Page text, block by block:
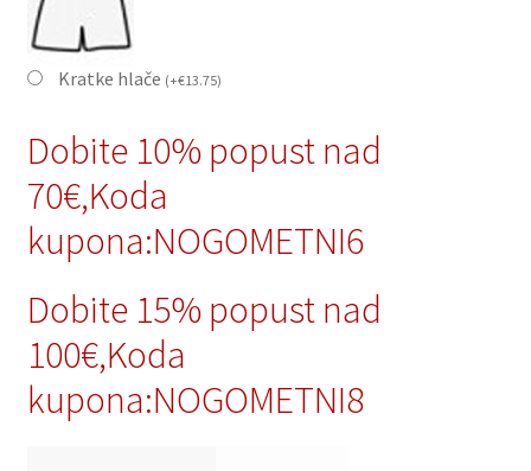
Kratke hlače (+€13.75)
Dobite 10% popust nad
70€,Koda
kupona:NOGOMETNI6
Dobite 15% popust nad
100€,Koda
kupona:NOGOMETNI8